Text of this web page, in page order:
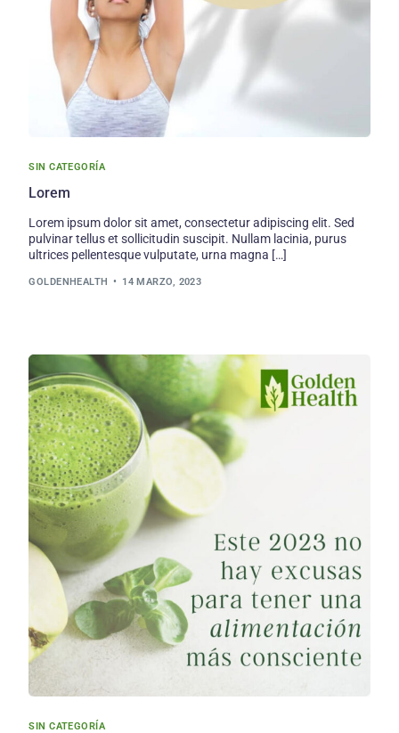
SIN CATEGORÍA
Lorem
Lorem ipsum dolor sit amet, consectetur adipiscing elit. Sed
pulvinar tellus et sollicitudin suscipit. Nullam lacinia, purus
ultrices pellentesque vulputate, urna magna […]
GOLDENHEALTH 14 MARZO, 2023
SIN CATEGORÍA